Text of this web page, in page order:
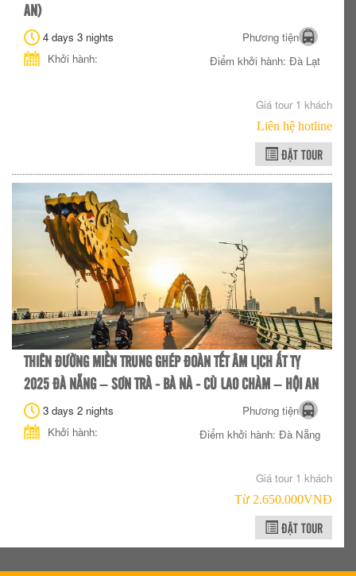
AN)
4 days 3 nights
Phương tiện
Khởi hành:
Điểm khởi hành: Đà Lạt
Giá tour 1 khách
Liên hệ hotline
ĐẶT TOUR
THIÊN ĐƯỜNG MIỀN TRUNG GHÉP ĐOÀN TẾT ÂM LỊCH ẤT TỴ
2025 ĐÀ NẴNG – SƠN TRÀ - BÀ NÀ - CÙ LAO CHÀM – HỘI AN
3 days 2 nights
Phương tiện
Khởi hành:
Điểm khởi hành: Đà Nẵng
Giá tour 1 khách
Từ 2.650.000VNÐ
ĐẶT TOUR